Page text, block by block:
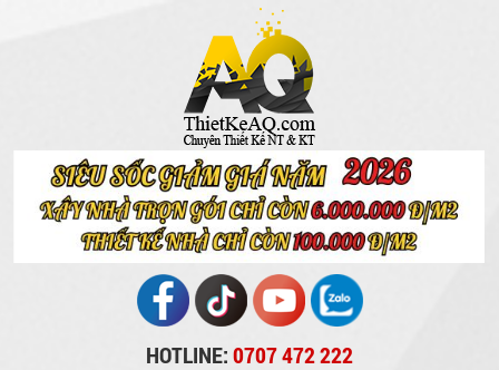
HOTLINE:0707 472 222